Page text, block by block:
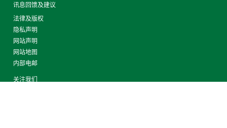
讯息回馈及建议
法律及版权
隐私声明
网站声明
网站地图
内部电邮
关注我们